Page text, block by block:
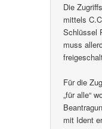
Die
mittels
Schlüssel
muss
Für die
„für alle“
mit Ident